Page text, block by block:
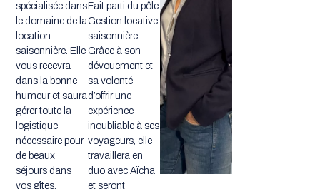
spécialisée dans
le domaine de la
location
saisonnière. Elle
vous recevra
dans la bonne
humeur et saura
gérer toute la
logistique
nécessaire pour
de beaux
séjours dans
vos gîtes.
Fait parti du pôle
Gestion locative
saisonnière.
Grâce à son
dévouement et
sa volonté
d’offrir une
expérience
inoubliable à ses
voyageurs, elle
travaillera en
duo avec Aïcha
et seront